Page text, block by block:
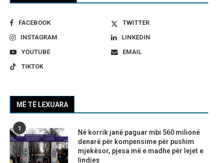
FACEBOOK
TWITTER
INSTAGRAM
LINKEDIN
YOUTUBE
EMAIL
TIKTOK
MË TË LEXUARA
1
Në korrik janë paguar mbi 560 milionë
denarë për kompensime për pushim
mjekësor, pjesa më e madhe për lejet e
lindjes